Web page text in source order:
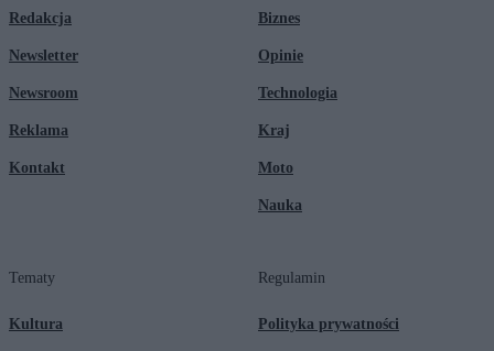
Redakcja
Newsletter
Newsroom
Reklama
Kontakt
Biznes
Opinie
Technologia
Kraj
Moto
Nauka
Tematy
Kultura
Regulamin
Polityka prywatności